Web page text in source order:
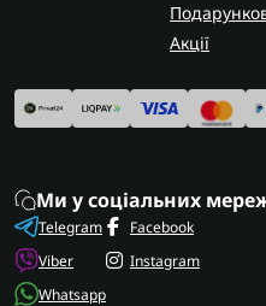
Акції
Ми у соціальних
Telegram
Viber
Whatsapp
Facebook
Instagram